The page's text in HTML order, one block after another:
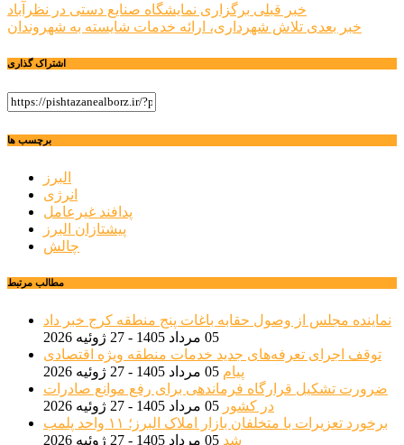
راهبری
نوشته
خبر قبلی برگزاری نمایشگاه صنایع دستی در نظرآباد
خبر بعدی تلاش شهرداری، ارائه خدمات شایسته به شهروندان
اشتراک گذاری
برچسب ها
البرز
انرژی
پدافند غیرعامل
پیشتازان البرز
چالش
مطالب مرتبط
نماینده مجلس از وصول حقابه باغات پنج منطقه کرج خبر داد
05 مرداد 1405 - 27 ژوئیه 2026
توقف اجرای تعرفه‌های جدید خدمات منطقه ویژه اقتصادی
پیام 05 مرداد 1405 - 27 ژوئیه 2026
ضرورت تشکیل قرارگاه فرماندهی برای رفع موانع صادرات
در کشور 05 مرداد 1405 - 27 ژوئیه 2026
برخورد تعزیرات با متخلفان بازار املاک البرز؛ ۱۱ واحد پلمب
شد 05 مرداد 1405 - 27 ژوئیه 2026